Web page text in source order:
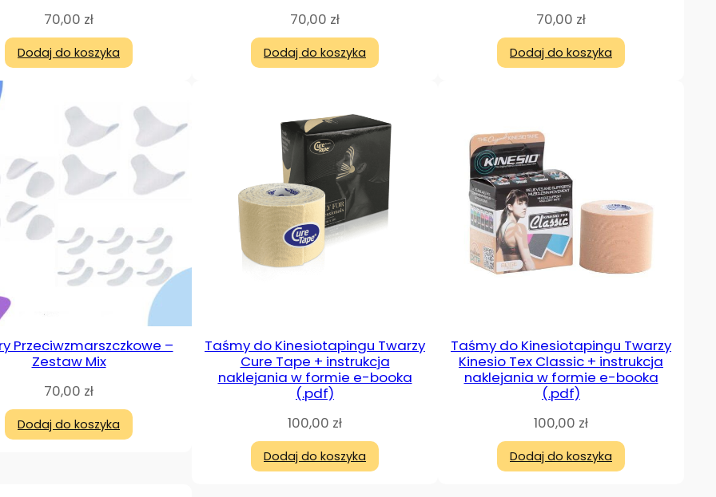
70,00 zł
Dodaj do koszyka
70,00 zł
Dodaj do koszyka
70,00 zł
Dodaj do koszyka
Przeciwzmarszczkowe –
Zestaw Mix
70,00 zł
Dodaj do koszyka
Taśmy do Kinesiotapingu Twarzy
Cure Tape + instrukcja
naklejania w formie e-booka
(.pdf)
100,00 zł
Dodaj do koszyka
Taśmy do Kinesiotapingu Twarzy
Kinesio Tex Classic + instrukcja
naklejania w formie e-booka
(.pdf)
100,00 zł
Dodaj do koszyka